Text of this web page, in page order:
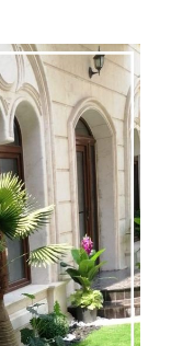
نصائح
مبتكرة
لتصميم
الحدائق
|
0560048269